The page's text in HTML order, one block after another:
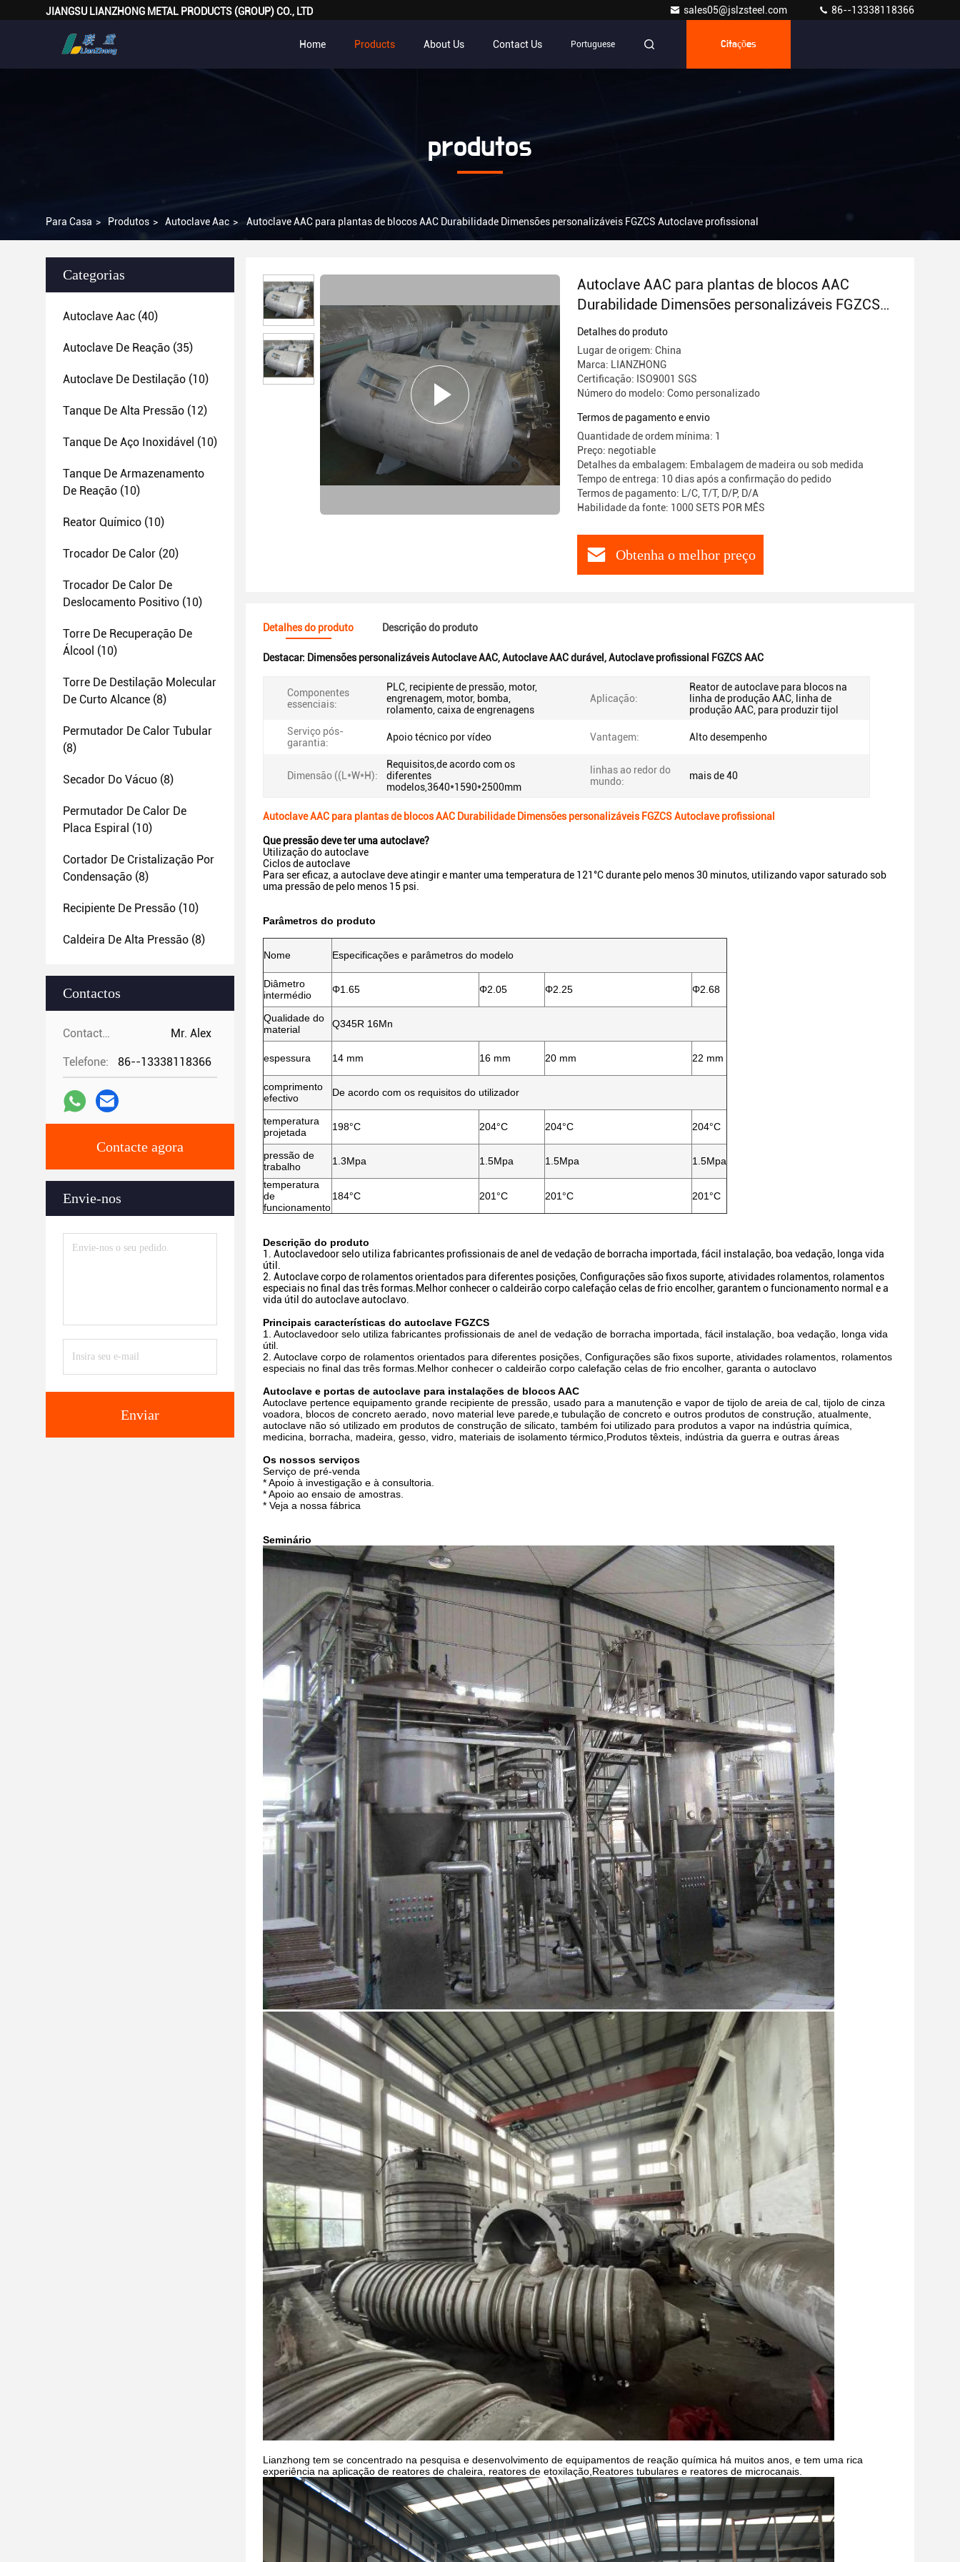
JIANGSU LIANZHONG METAL PRODUCTS (GROUP) CO., LTD sales05@jslzsteel.com 86--13338118366
Home Products About Us Contact Us Portuguese Citações
produtos
Para Casa > Produtos > Autoclave Aac > Autoclave AAC para plantas de blocos AAC Durabilidade Dimensões personalizáveis FGZCS Autoclave profissional
Categorias
Autoclave Aac (40)
Autoclave De Reação (35)
Autoclave De Destilação (10)
Tanque De Alta Pressão (12)
Tanque De Aço Inoxidável (10)
Tanque De Armazenamento
De Reação (10)
Reator Químico (10)
Trocador De Calor (20)
Trocador De Calor De
Deslocamento Positivo (10)
Torre De Recuperação De
Álcool (10)
Torre De Destilação Molecular
De Curto Alcance (8)
Permutador De Calor Tubular
(8)
Secador Do Vácuo (8)
Permutador De Calor De
Placa Espiral (10)
Cortador De Cristalização Por
Condensação (8)
Recipiente De Pressão (10)
Caldeira De Alta Pressão (8)
Contactos
Contactos: Mr. Alex
Telefone: 86--13338118366
Contacte agora
Envie-nos
Enviar
Autoclave AAC para plantas de blocos AAC
Durabilidade Dimensões personalizáveis FGZCS
Autoclave profissional
Detalhes do produto
Lugar de origem: China
Marca: LIANZHONG
Certificação: ISO9001 SGS
Número do modelo: Como personalizado
Termos de pagamento e envio
Quantidade de ordem mínima: 1
Preço: negotiable
Detalhes da embalagem: Embalagem de madeira ou sob medida
Tempo de entrega: 10 dias após a confirmação do pedido
Termos de pagamento: L/C, T/T, D/P, D/A
Habilidade da fonte: 1000 SETS POR MÊS
Obtenha o melhor preço
Detalhes do produto Descrição do produto
Destacar: Dimensões personalizáveis Autoclave AAC,Autoclave AAC durável,Autoclave profissional FGZCS AAC
Componentes
essenciais:
PLC, recipiente de pressão, motor,
engrenagem, motor, bomba,
rolamento, caixa de engrenagens
Aplicação:
Reator de autoclave para blocos na
linha de produção AAC, linha de
produção AAC, para produzir tijol
Serviço pós-
garantia:
Apoio técnico por vídeo Vantagem: Alto desempenho
Dimensão ((L*W*H):
Requisitos,de acordo com os
diferentes
modelos,3640*1590*2500mm
linhas ao redor do
mundo:
mais de 40
Autoclave AAC para plantas de blocos AAC Durabilidade Dimensões personalizáveis FGZCS Autoclave profissional
Que pressão deve ter uma autoclave?
Utilização do autoclave
Ciclos de autoclave
Para ser eficaz, a autoclave deve atingir e manter uma temperatura de 121°C durante pelo menos 30 minutos, utilizando vapor saturado sob
uma pressão de pelo menos 15 psi.
Parâmetros do produto
Nome Especificações e parâmetros do modelo
Diâmetro
intermédio
Φ1.65 Φ2.05 Φ2.25 Φ2.68
Qualidade do
material
Q345R 16Mn
espessura 14 mm 16 mm 20 mm 22 mm
comprimento
efectivo
De acordo com os requisitos do utilizador
temperatura
projetada
198°C 204°C 204°C 204°C
pressão de
trabalho
1.3Mpa 1.5Mpa 1.5Mpa 1.5Mpa
temperatura
de
funcionamento
184°C 201°C 201°C 201°C
Descrição do produto
1. Autoclavedoor selo utiliza fabricantes profissionais de anel de vedação de borracha importada, fácil instalação, boa vedação, longa vida
útil.
2. Autoclave corpo de rolamentos orientados para diferentes posições, Configurações são fixos suporte, atividades rolamentos, rolamentos
especiais no final das três formas.Melhor conhecer o caldeirão corpo calefação celas de frio encolher, garantem o funcionamento normal e a
vida útil do autoclave autoclavo.
Principais características do autoclave FGZCS
1. Autoclavedoor selo utiliza fabricantes profissionais de anel de vedação de borracha importada, fácil instalação, boa vedação, longa vida
útil.
2. Autoclave corpo de rolamentos orientados para diferentes posições, Configurações são fixos suporte, atividades rolamentos, rolamentos
especiais no final das três formas.Melhor conhecer o caldeirão corpo calefação celas de frio encolher, garanta o autoclavo
Autoclave e portas de autoclave para instalações de blocos AAC
Autoclave pertence equipamento grande recipiente de pressão, usado para a manutenção e vapor de tijolo de areia de cal, tijolo de cinza
voadora, blocos de concreto aerado, novo material leve parede,e tubulação de concreto e outros produtos de construção, atualmente,
autoclave não só utilizado em produtos de construção de silicato, também foi utilizado para produtos a vapor na indústria química,
medicina, borracha, madeira, gesso, vidro, materiais de isolamento térmico,Produtos têxteis, indústria da guerra e outras áreas
Os nossos serviços
Serviço de pré-venda
* Apoio à investigação e à consultoria.
* Apoio ao ensaio de amostras.
* Veja a nossa fábrica
Seminário
Lianzhong tem se concentrado na pesquisa e desenvolvimento de equipamentos de reação química há muitos anos, e tem uma rica
experiência na aplicação de reatores de chaleira, reatores de etoxilação,Reatores tubulares e reatores de microcanais.